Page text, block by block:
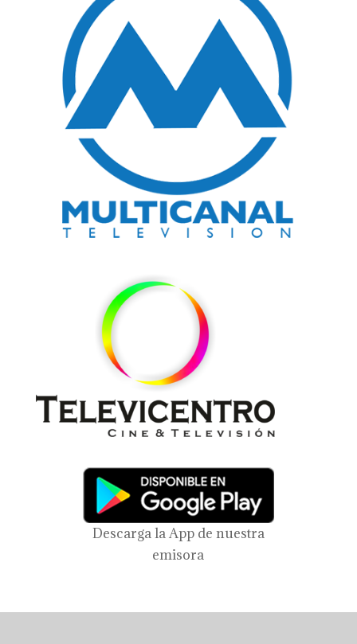
Descarga la App de nuestra
emisora